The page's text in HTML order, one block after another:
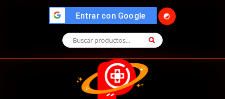
Entrar con Google 🌓